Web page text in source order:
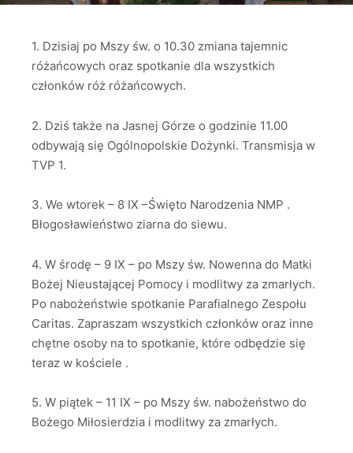
1. Dzisiaj po Mszy św. o 10.30 zmiana tajemnic
różańcowych oraz spotkanie dla wszystkich
członków róż różańcowych.
2. Dziś także na Jasnej Górze o godzinie 11.00
odbywają się Ogólnopolskie Dożynki. Transmisja w
TVP 1.
3. We wtorek – 8 IX –Święto Narodzenia NMP .
Błogosławieństwo ziarna do siewu.
4. W środę – 9 IX – po Mszy św. Nowenna do Matki
Bożej Nieustającej Pomocy i modlitwy za zmarłych.
Po nabożeństwie spotkanie Parafialnego Zespołu
Caritas. Zapraszam wszystkich członków oraz inne
chętne osoby na to spotkanie, które odbędzie się
teraz w kościele .
5. W piątek – 11 IX – po Mszy św. nabożeństwo do
Bożego Miłosierdzia i modlitwy za zmarłych.